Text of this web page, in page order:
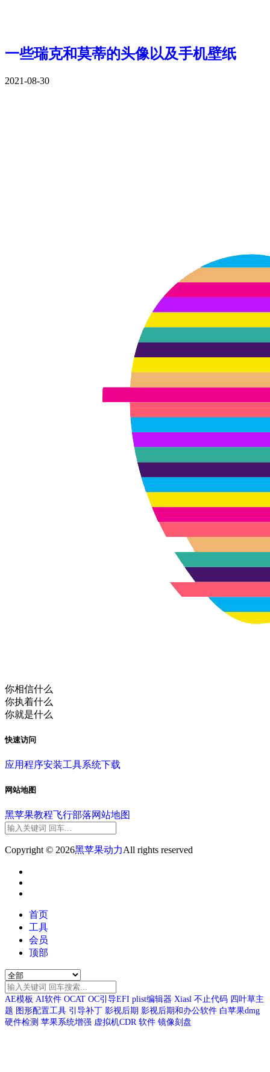
一些瑞克和莫蒂的头像以及手机壁纸
2021-08-30
你相信什么
你执着什么
你就是什么
快速访问
应用程序安装工具系统下载
网站地图
黑苹果教程飞行部落网站地图
Copyright © 2026黑苹果动力All rights reserved
首页
工具
会员
顶部
AE模板 AI软件 OCAT OC引导EFI plist编辑器 Xiasl 不止代码 四叶草主
题 图形配置工具 引导补丁 影视后期 影视后期和办公软件 白苹果dmg
硬件检测 苹果系统增强 虚拟机CDR 软件 镜像刻盘